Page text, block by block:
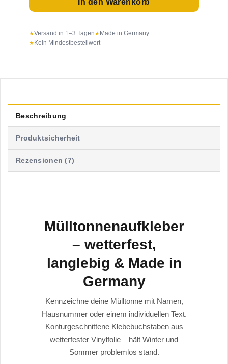
Versand in 1–3 Tagen
Made in Germany
Kein Mindestbestellwert
Beschreibung
Produktsicherheit
Rezensionen (7)
Mülltonnenaufkleber
– wetterfest,
langlebig & Made in
Germany
Kennzeichne deine Mülltonne mit Namen,
Hausnummer oder einem individuellen Text.
Konturgeschnittene Klebebuchstaben aus
wetterfester Vinylfolie – hält Winter und
Sommer problemlos stand.